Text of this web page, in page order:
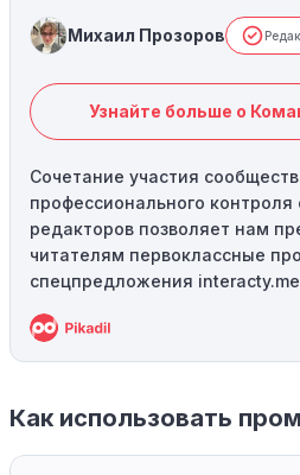
Михаил Прозоров
Узнайте больше о
Сочетание участия
профессионального
редакторов позволяет нам
читателям первоклассные
спецпредложения
Как использовать